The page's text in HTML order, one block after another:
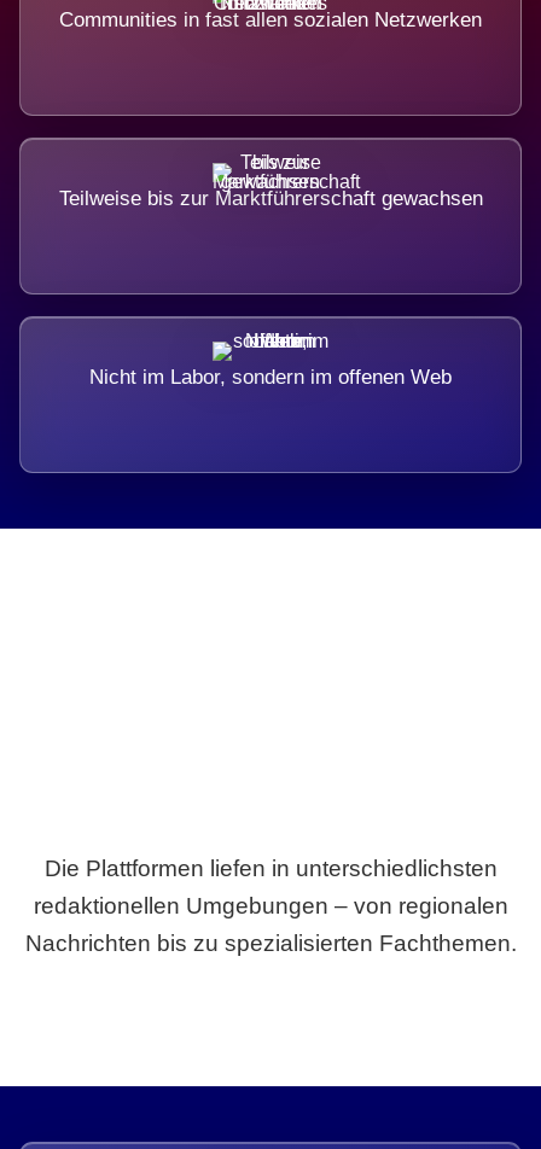
Communities in fast allen sozialen Netzwerken
Teilweise bis zur Marktführerschaft gewachsen
Nicht im Labor, sondern im offenen Web
Die Plattformen liefen in unterschiedlichsten
redaktionellen Umgebungen – von regionalen
Nachrichten bis zu spezialisierten Fachthemen.